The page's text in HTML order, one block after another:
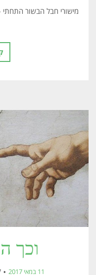
מישורי חבל הבשור
וכך
11 במאי 2017